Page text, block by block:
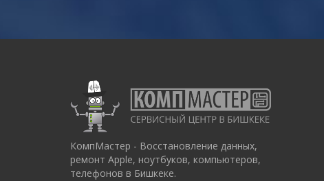
КомпМастер - Восстановление данных,
ремонт Apple, ноутбуков, компьютеров,
телефонов в Бишкеке.